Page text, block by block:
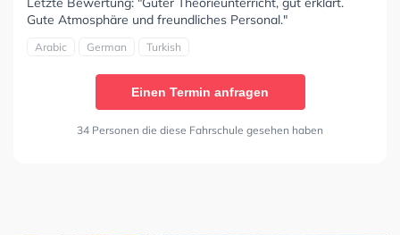
Gute Atmosphäre und freundliches Personal."
Arabic German Turkish
Einen Termin anfragen
34 Personen die diese Fahrschule gesehen haben